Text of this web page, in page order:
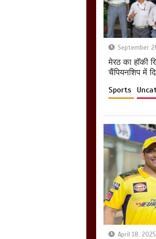
September
मेरठ का हाॅकी
चैंपियनशिप में
Sports
April 18, 2025